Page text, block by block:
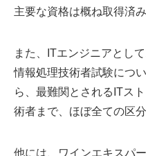
主要な資格は概ね取得済み
また、ITエンジニアとし
情報処理技術者試験につ
ら、最難関とされるITス
術者まで、ほぼ全ての区
他には、ワインエキスパ